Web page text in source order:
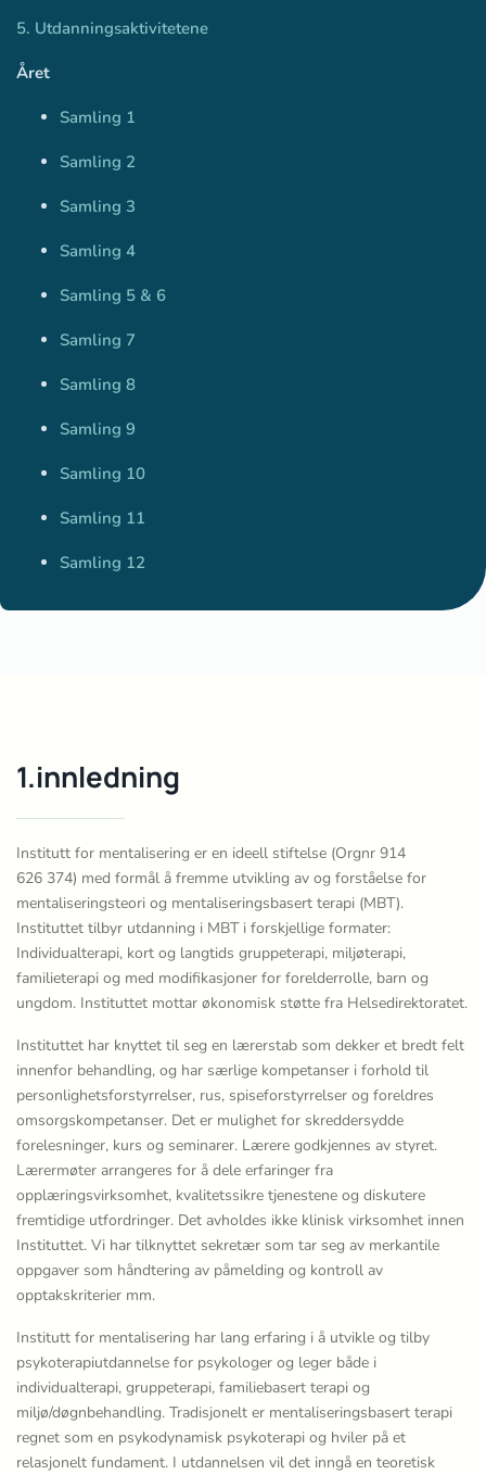
5. Utdanningsaktivitetene
Året
Samling 1
Samling 2
Samling 3
Samling 4
Samling 5 & 6
Samling 7
Samling 8
Samling 9
Samling 10
Samling 11
Samling 12
1.innledning
Institutt for mentalisering er en ideell stiftelse (Orgnr 914
626 374) med formål å fremme utvikling av og forståelse for
mentaliseringsteori og mentaliseringsbasert terapi (MBT).
Instituttet tilbyr utdanning i MBT i forskjellige formater:
Individualterapi, kort og langtids gruppeterapi, miljøterapi,
familieterapi og med modifikasjoner for forelderrolle, barn og
ungdom. Instituttet mottar økonomisk støtte fra Helsedirektoratet.
Instituttet har knyttet til seg en lærerstab som dekker et bredt felt
innenfor behandling, og har særlige kompetanser i forhold til
personlighetsforstyrrelser, rus, spiseforstyrrelser og foreldres
omsorgskompetanser. Det er mulighet for skreddersydde
forelesninger, kurs og seminarer. Lærere godkjennes av styret.
Lærermøter arrangeres for å dele erfaringer fra
opplæringsvirksomhet, kvalitetssikre tjenestene og diskutere
fremtidige utfordringer. Det avholdes ikke klinisk virksomhet innen
Instituttet. Vi har tilknyttet sekretær som tar seg av merkantile
oppgaver som håndtering av påmelding og kontroll av
opptakskriterier mm.
Institutt for mentalisering har lang erfaring i å utvikle og tilby
psykoterapiutdannelse for psykologer og leger både i
individualterapi, gruppeterapi, familiebasert terapi og
miljø/døgnbehandling. Tradisjonelt er mentaliseringsbasert terapi
regnet som en psykodynamisk psykoterapi og hviler på et
relasjonelt fundament. I utdannelsen vil det inngå en teoretisk